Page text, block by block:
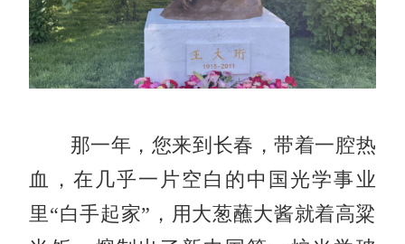
那一年，您来到长春，带着一腔热
血，在几乎一片空白的中国光学事业
里“白手起家”，用大葱蘸大酱就着高粱